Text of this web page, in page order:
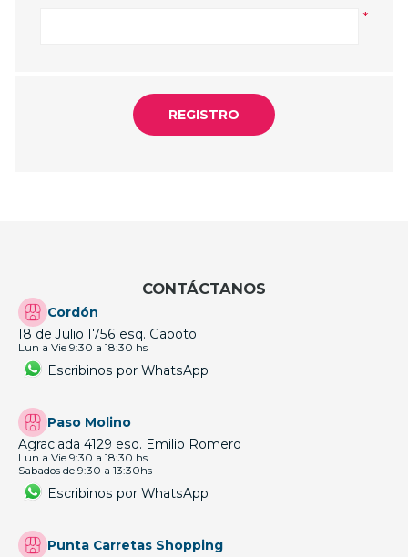
*
CONTÁCTANOS
Cordón
18 de Julio 1756 esq. Gaboto
Lun a Vie 9:30 a 18:30 hs
Escribinos por WhatsApp
Paso Molino
Agraciada 4129 esq. Emilio Romero
Lun a Vie 9:30 a 18:30 hs
Sabados de 9:30 a 13:30hs
Escribinos por WhatsApp
Punta Carretas Shopping